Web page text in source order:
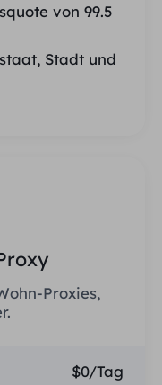
von 99.5
Stadt und
Proxies,
$0/Tag